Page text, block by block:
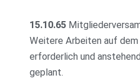
15.10.65
Weitere Arbeiten auf
erforderlich und
geplant.